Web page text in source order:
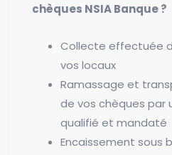
chèques NSIA Banque ?
Collecte effectuée
vos locaux
Ramassage et
de vos chèques par
qualifié et mandaté
Encaissement sous